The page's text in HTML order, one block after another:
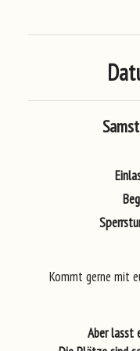
Kommt gerne mit
Aber lasst